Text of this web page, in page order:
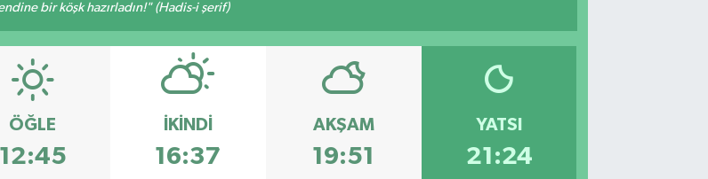
bir köşk hazırladın!" (Hadis-i şerif)
ÖĞLE
12:45
İKINDI
16:37
AKŞAM
19:51
YATSI
21:24